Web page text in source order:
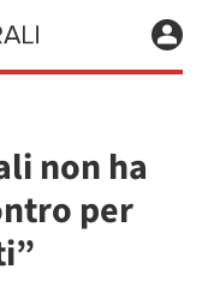
non ha
per